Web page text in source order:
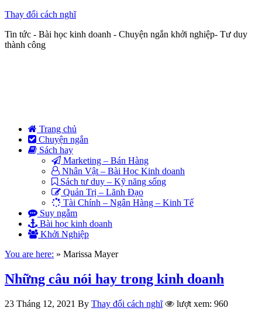
Thay đổi cách nghĩ
Tin tức - Bài học kinh doanh - Chuyện ngắn khởi nghiệp- Tư duy
thành công
Trang chủ
Chuyện ngắn
Sách hay
Marketing – Bán Hàng
Nhân Vật – Bài Học Kinh doanh
Sách tư duy – Kỹ năng sống
Quản Trị – Lãnh Đạo
Tài Chính – Ngân Hàng – Kinh Tế
Suy ngẫm
Bài học kinh doanh
Khởi Nghiệp
You are here: » Marissa Mayer
Những câu nói hay trong kinh doanh
23 Tháng 12, 2021 By Thay đổi cách nghĩ lượt xem: 960